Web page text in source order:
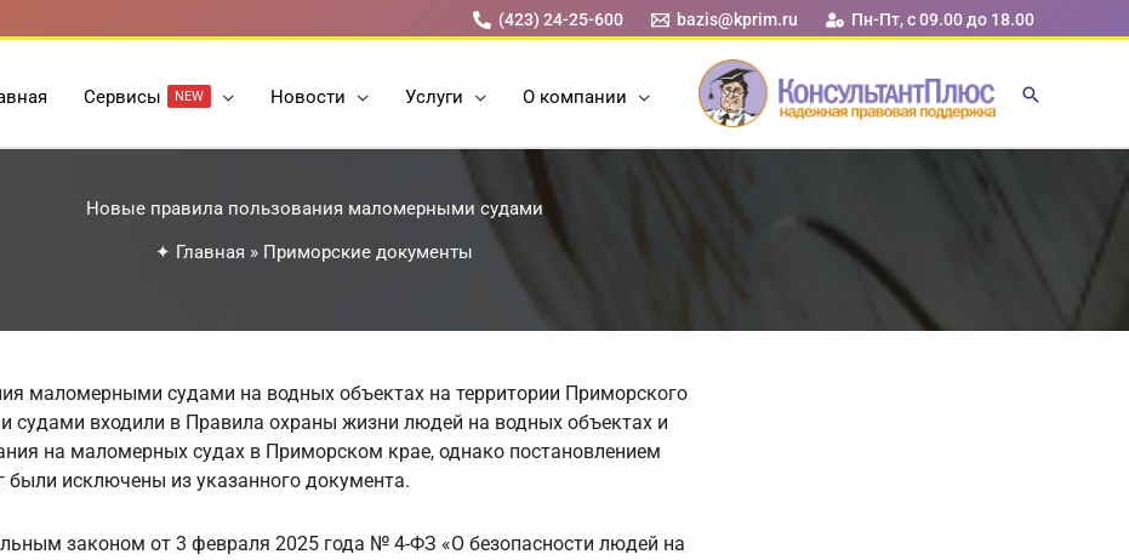
(423) 24-25-600 bazis@kprim.ru Пн-Пт, с 09.00 до 18.00
Cервисы NEW Новости Услуги О компании
Новые правила пользования маломерными судами
✦ Главная » Приморские документы
маломерными судами на водных объектах на территории Приморского
входили в Правила охраны жизни людей на водных объектах и
на маломерных судах в Приморском крае, однако постановлением
были исключены из указанного документа.
законом от 3 февраля 2025 года № 4-ФЗ «О безопасности людей на